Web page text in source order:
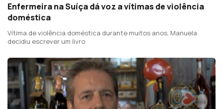
Enfermeira na Suíça dá voz a vítimas de violência
doméstica
Vítima de violência doméstica durante muitos anos, Manuela
decidiu escrever um livro